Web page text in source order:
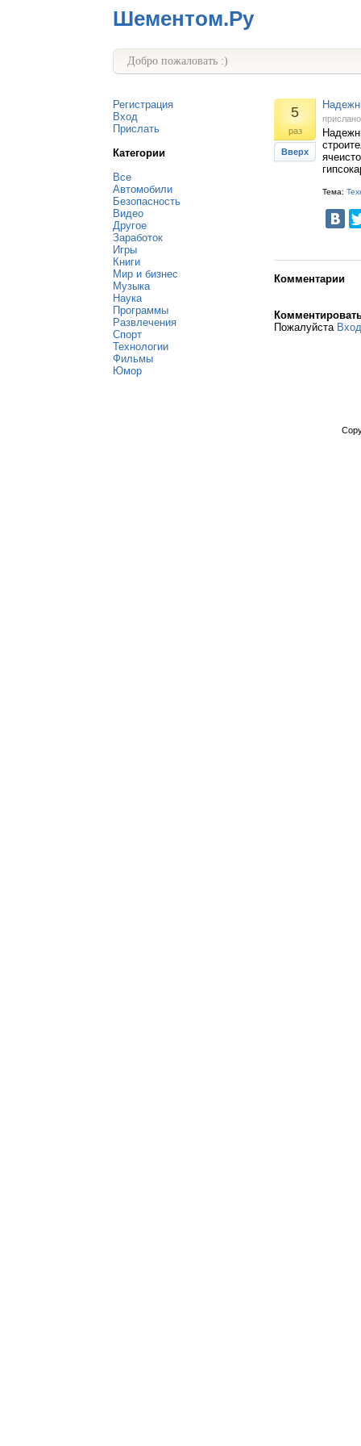
Шементом.Ру
Добро пожаловать :)
Регистрация
Вход
Прислать
Категории
Все
Автомобили
Безопасность
Видео
Другое
Заработок
Игры
Книги
Мир и бизнес
Музыка
Наука
Программы
Развлечения
Спорт
Технологии
Фильмы
Юмор
5
раз
Вверх
Тема:
Комментарии
Пожалуйста Вход